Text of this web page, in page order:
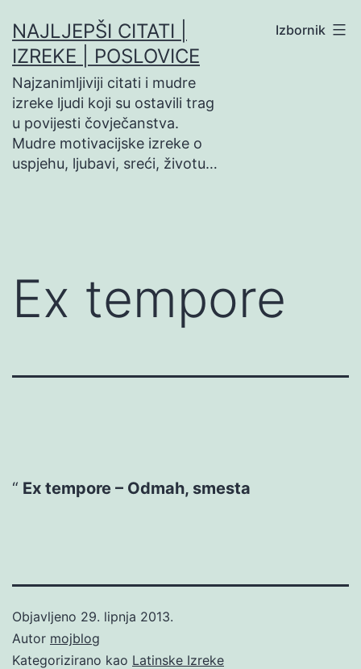
na
sadržaj
NAJLJEPŠI CITATI |
IZREKE | POSLOVICE
Najzanimljiviji citati i mudre
izreke ljudi koji su ostavili trag
u povijesti čovječanstva.
Mudre motivacijske izreke o
uspjehu, ljubavi, sreći, životu…
Izbornik
Ex tempore
Ex tempore – Odmah, smesta
Objavljeno 29. lipnja 2013.
Autor mojblog
Kategorizirano kao Latinske Izreke